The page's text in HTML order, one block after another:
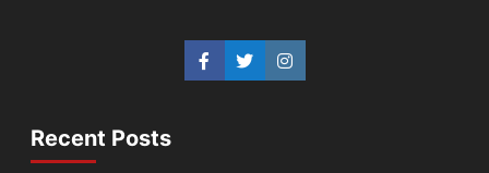
Recent Posts